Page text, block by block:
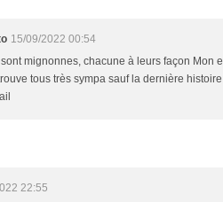
15/09/2022 00:54
mignonnes, chacune à leurs façon Mon
tous très sympa sauf la dernière
22:55